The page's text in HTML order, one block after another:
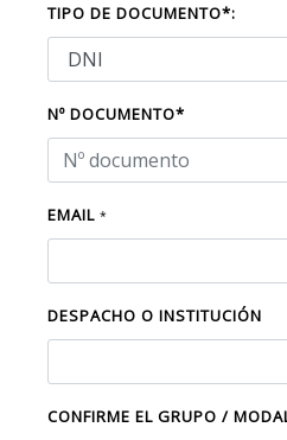
TIPO DE DOCUMENTO*:
Nº DOCUMENTO*
EMAIL *
DESPACHO O INSTITUCIÓN
CONFIRME EL GRUPO /